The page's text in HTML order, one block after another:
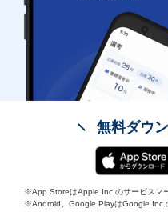
無料ダウ
※App StoreはApple Inc.のサービスマ
※Android、Google PlayはGoogle Inc.